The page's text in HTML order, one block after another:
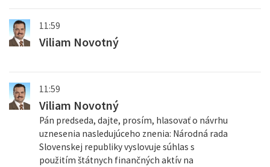
11:59
Viliam Novotný
11:59
Viliam Novotný
Pán predseda, dajte, prosím, hlasovať o návrhu
uznesenia nasledujúceho znenia: Národná rada
Slovenskej republiky vyslovuje súhlas s
použitím štátnych finančných aktív na